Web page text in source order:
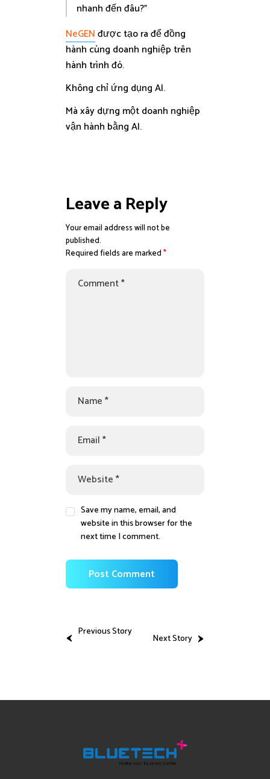
nhanh đến đâu?”
NeGENđược tạo ra để đồng
hành cùng doanh nghiệp trên
hành trình đó.
Không chỉ ứng dụng AI.
Mà xây dựng một doanh nghiệp
vận hành bằng AI.
Leave a Reply
Your email address will not be
published.
Required fields are marked*
Save my name, email, and
website in this browser for the
next time I comment.
Previous Story Next Story